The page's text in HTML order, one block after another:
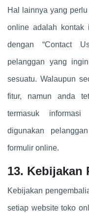
Hal lainnya yang
online adalah kontak
dengan “Contact
pelanggan yang
sesuatu. Walaupun
fitur, namun anda
termasuk
digunakan
formulir online.
13. Kebijakan
Kebijakan
setiap website toko